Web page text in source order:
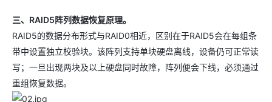
三、RAID5阵列数据恢复原理。
RAID5的数据分布形式与RAID0相近，区别在于RAID5会在每组条
带中设置独立校验块。该阵列支持单块硬盘离线，设备仍可正常读
写；一旦出现两块及以上硬盘同时故障，阵列便会下线，必须通过
重组恢复数据。